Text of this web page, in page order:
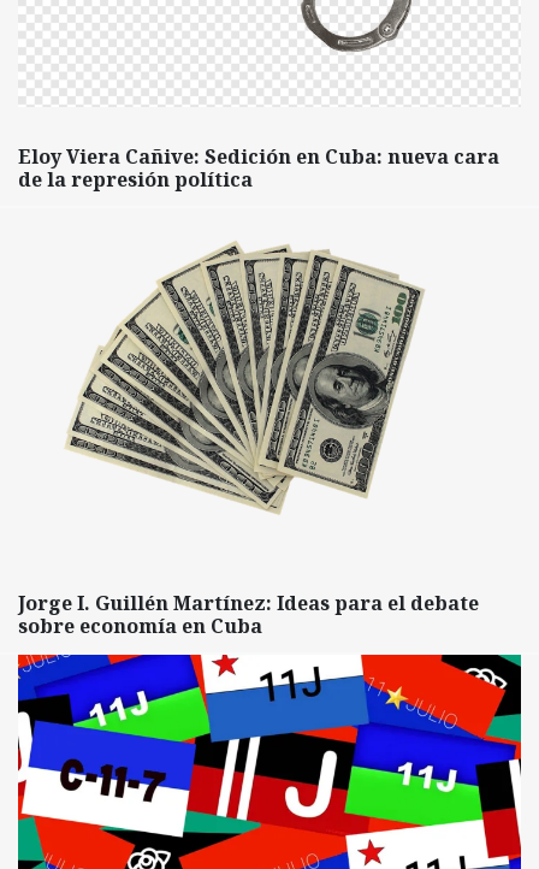
Eloy Viera Cañive: Sedición en Cuba: nueva cara
de la represión política
Jorge I. Guillén Martínez: Ideas para el debate
sobre economía en Cuba